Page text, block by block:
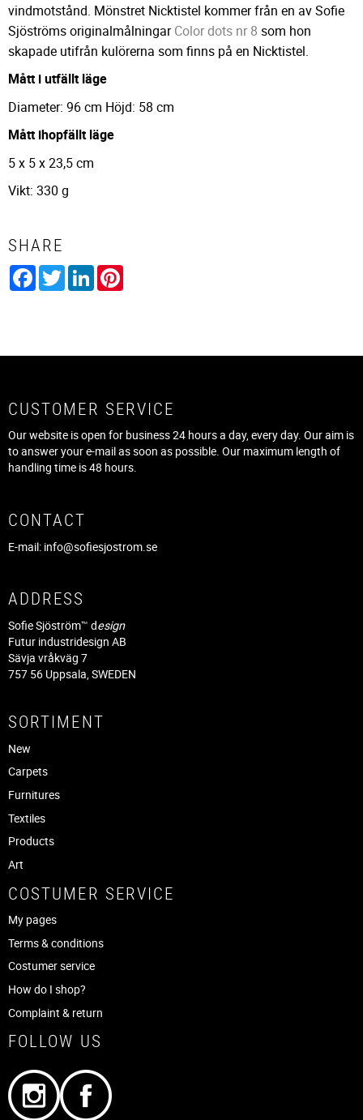
vindmotstånd. Mönstret Nicktistel kommer från en av Sofie
Sjöströms originalmålningarColor dots nr 8 som hon
skapade utifrån kulörerna som finns på en Nicktistel.
Mått i utfällt läge
Diameter: 96 cm Höjd: 58 cm
Mått ihopfällt läge
5 x 5 x 23,5 cm
Vikt: 330 g
SHARE
Facebook
TwitterLinkedIn
CUSTOMER SERVICE
Our website is open for business 24 hours a day, every day. Our aim is
to answer your e-mail as soon as possible. Our maximum length of
handling time is 48 hours.
CONTACT
E-mail: info@sofiesjostrom.se
ADDRESS
Sofie Sjöström™ design
Futur industridesign AB
Sävja vråkväg 7
757 56 Uppsala, SWEDEN
SORTIMENT
New
Carpets
Furnitures
Textiles
Products
Art
COSTUMER SERVICE
My pages
Terms & conditions
Costumer service
How do I shop?
Complaint & return
FOLLOW US